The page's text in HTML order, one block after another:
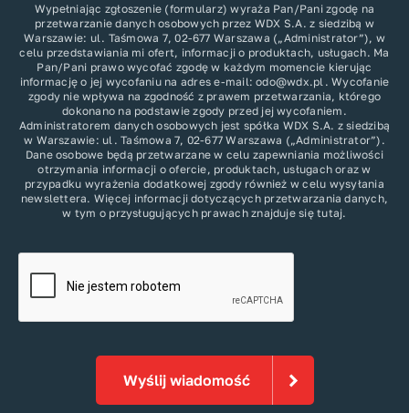
Wypełniając zgłoszenie (formularz) wyraża Pan/Pani zgodę na
przetwarzanie danych osobowych przez WDX S.A. z siedzibą w
Warszawie: ul. Taśmowa 7, 02-677 Warszawa („Administrator”), w
celu przedstawiania mi ofert, informacji o produktach, usługach. Ma
Pan/Pani prawo wycofać zgodę w każdym momencie kierując
informację o jej wycofaniu na adres e-mail: odo@wdx.pl. Wycofanie
zgody nie wpływa na zgodność z prawem przetwarzania, którego
dokonano na podstawie zgody przed jej wycofaniem.
Administratorem danych osobowych jest spółka WDX S.A. z siedzibą
w Warszawie: ul. Taśmowa 7, 02-677 Warszawa („Administrator”).
Dane osobowe będą przetwarzane w celu zapewniania możliwości
otrzymania informacji o ofercie, produktach, usługach oraz w
przypadku wyrażenia dodatkowej zgody również w celu wysyłania
newslettera. Więcej informacji dotyczących przetwarzania danych,
w tym o przysługujących prawach znajduje siętutaj.
Wyślij wiadomość